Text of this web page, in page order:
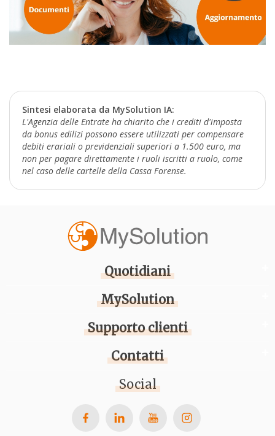
Sintesi elaborata da MySolution IA:
L'Agenzia delle Entrate ha chiarito che i crediti d'imposta
da bonus edilizi possono essere utilizzati per compensare
debiti erariali o previdenziali superiori a 1.500 euro, ma
non per pagare direttamente i ruoli iscritti a ruolo, come
nel caso delle cartelle della Cassa Forense.
Quotidiani
MySolution
Supporto clienti
Contatti
Social